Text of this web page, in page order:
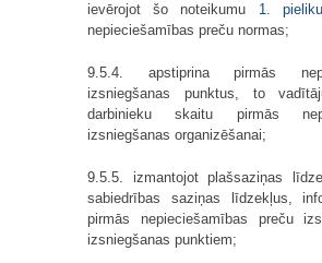
ievērojot šo noteikumu 1.
nepieciešamības preču normas;
9.5.4. apstiprina pirmās
izsniegšanas punktus, to
darbinieku skaitu pirmās
izsniegšanas organizēšanai;
9.5.5. izmantojot plašsaziņas
sabiedrības saziņas līdzekļus,
pirmās nepieciešamības preču
izsniegšanas punktiem;